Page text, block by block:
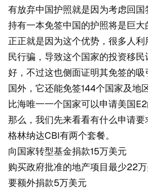
有放弃中国护照就是因为考虑回
持有一本免签中国的护照将是巨大
正正就是因为这个优势，很多人
民行骗，导致这个国家的投资移
好，不过这也侧面证明其免签的吸
国外，它还能免签144个国家及地
比海唯一一个国家可以申请美国E2
那么，我们先来看看有什么申请要
格林纳达CBI有两个套餐。
向国家转型基金捐款15万美元
购买政府批准的地产项目最少22
要额外捐款5万美元